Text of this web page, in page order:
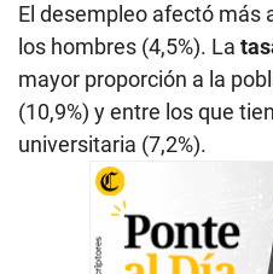
El desempleo afectó más
los hombres (4,5%). La
mayor proporción a la
(10,9%) y entre los que
universitaria (7,2%).